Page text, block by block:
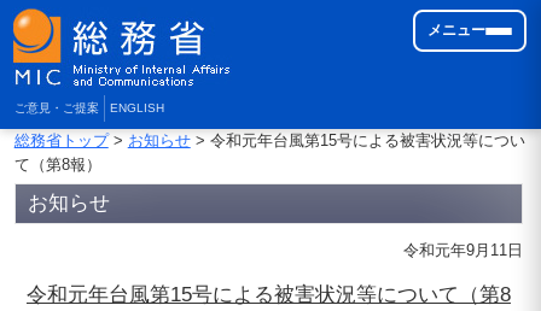
ご意見・ご提案 ENGLISH
メニュー
総務省トップ> お知らせ> 令和元年台風第15号による被害状況等につい
て（第8報）
お知らせ
令和元年9月11日
令和元年台風第15号による被害状況等について（第8